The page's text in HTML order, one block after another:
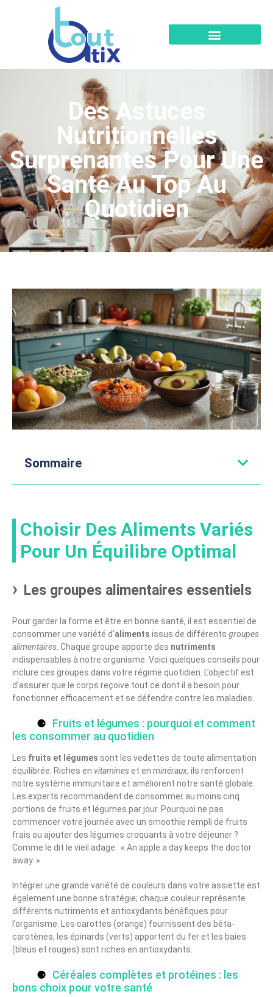
Des Astuces
Nutritionnelles
Surprenantes Pour Une
Santé Au Top Au
Quotidien
Sommaire
Choisir Des Aliments Variés
Pour Un Équilibre Optimal
Les groupes alimentaires essentiels
Pour garder la forme et être en bonne santé, il est essentiel de
consommer une variété d’aliments issus de différents groupes
alimentaires . Chaque groupe apporte des nutriments
indispensables à notre organisme. Voici quelques conseils pour
inclure ces groupes dans votre régime quotidien. L’objectif est
d’assurer que le corps reçoive tout ce dont il a besoin pour
fonctionner efficacement et se défendre contre les maladies.
Fruits et légumes : pourquoi et comment
les consommer au quotidien
Les fruits et légumes sont les vedettes de toute alimentation
équilibrée. Riches en vitamineset en minéraux, ils renforcent
notre système immunitaire et améliorent notre santé globale.
Les experts recommandent de consommer au moins cinq
portions de fruits et légumes par jour. Pourquoi ne pas
commencer votre journée avec un smoothie rempli de fruits
frais ou ajouter des légumes croquants à votre déjeuner ?
Comme le dit le vieil adage : « An apple a day keeps the doctor
away. »
Intégrer une grande variété de couleurs dans votre assiette est
également une bonne stratégie; chaque couleur représente
différents nutriments et antioxydants bénéfiques pour
l’organisme. Les carottes (orange) fournissent des bêta-
carotènes, les épinards (verts) apportent du fer et les baies
(bleus et rouges) sont riches en antioxydants.
Céréales complètes et protéines : les
bons choix pour votre santé